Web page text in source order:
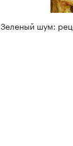
Зеленый шум: